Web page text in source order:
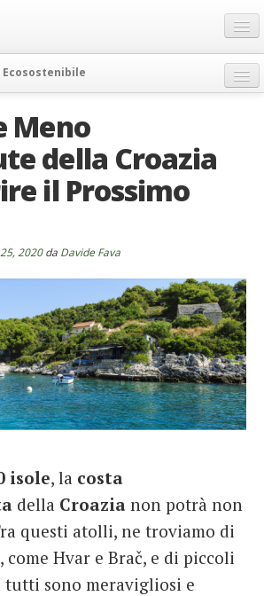
Meno
della Croazia
il Prossimo
2020da Davide Fava
isole, la costa
della Croazia non potrà non
questi atolli, ne troviamo di
Hvar e Brač, e di piccoli
tutti sono meravigliosi e